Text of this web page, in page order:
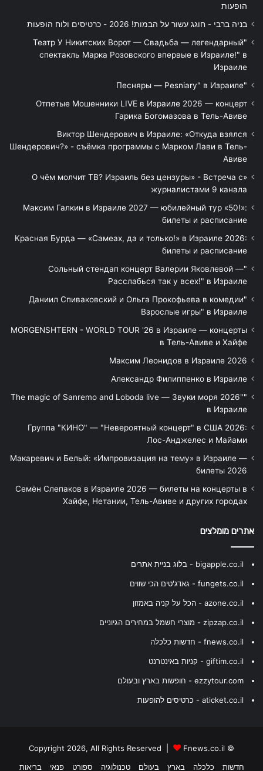
הופעות
בניה ברבי - חוגג עשור על הבמות! 2026 - כרטיסים ולוח הופעות
"Театр У Никитских Ворот — Свадьба — легендарный
спектакль Марка Розовского впервые в Израиле!" в
Израиле
"Песняры — Pesniary" в Израиле
Отпетые Мошенники LIVE в Израиле 2026 — концерт
Гарика Богомазова в Тель-Авиве
Виктор Шендерович в Израиле: «Откуда взялся
Шендерович?» - съёмка программы с Марком Лави в Тель-
Авиве
«О чём молчит ТВ? Израиль без цензуры» - Встреча с
журналистами 9 канала
Максим Галкин в Израиле 2027 — юбилейный тур «50!»:
билеты и расписание
Красная Бурда — «Самеах, да и только!» в Израиле 2026:
билеты и расписание
"Сольный стендап концерт Валерии Яковлевой —
Расслабься так у всех!" в Израиле
"Даниил Спиваковский и Ольга Прокофьева в комедии
Взрослые игры" в Израиле
MORGENSHTERN - WORLD TOUR '26 в Израиле — концерты
в Тель-Авиве и Хайфе
Максим Леонидов в Израиле 2026
Александр Филиппенко в Израиле
"The magic of Sanremo and Loboda live — Звуки моря 2026"
в Израиле
Группа "КИНО" — "Невероятный концерт" в США 2026:
Лос-Анджелес и Майами
Макаревич и Белый: «Импровизация на тему» в Израиле —
билеты 2026
Семён Слепаков в Израиле 2026 — билеты на концерты в
Хайфе, Нетании, Тель-Авиве и других городах
אתרים מומלצים
bigapple.co.il - בלוג בניית אתרים
fungets.co.il - גאדג'טים הכי שווים
azone.co.il - הכל על קניה באמזון
zipzap.co.il - מוצרי חשמל במחירים הגיוניים
fnews.co.il - חדשות כלכלה
giftim.co.il - קניות באינטרנט
ezzytour.com - חופשות בארץ ובעולם
aticket.co.il - כרטיסים להופעות
© Copyright 2026, All Rights Reserved |
Fnews.co.il
חדשות
כלכלה בארץ בעולם טכנולוגיה ספורט פנאי בריאות